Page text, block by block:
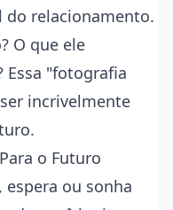
do relacionamento.
O que ele
Essa "fotografia
incrivelmente
o Futuro
espera ou sonha